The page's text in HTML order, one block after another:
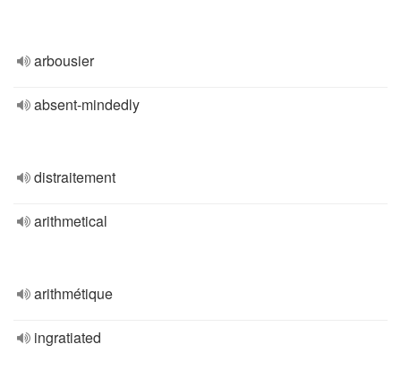
arbousier
absent-mindedly
distraitement
arithmetical
arithmétique
ingratiated